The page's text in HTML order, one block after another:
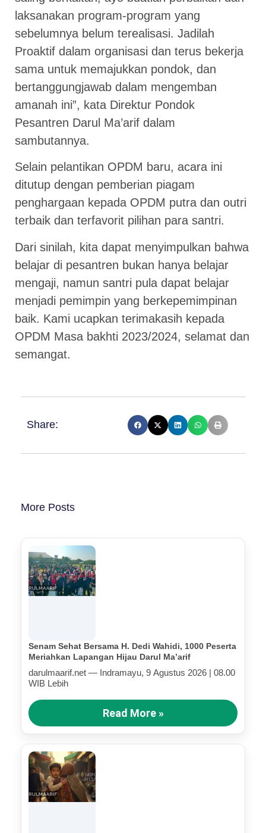
laksanakan program-program yang
sebelumnya belum terealisasi. Jadilah
Proaktif dalam organisasi dan terus bekerja
sama untuk memajukkan pondok, dan
bertanggungjawab dalam mengemban
amanah ini”, kata Direktur Pondok
Pesantren Darul Ma’arif dalam
sambutannya.
Selain pelantikan OPDM baru, acara ini
ditutup dengan pemberian piagam
penghargaan kepada OPDM putra dan outri
terbaik dan terfavorit pilihan para santri.
Dari sinilah, kita dapat menyimpulkan bahwa
belajar di pesantren bukan hanya belajar
mengaji, namun santri pula dapat belajar
menjadi pemimpin yang berkepemimpinan
baik. Kami ucapkan terimakasih kepada
OPDM Masa bakhti 2023/2024, selamat dan
semangat.
Share:
More Posts
Senam Sehat Bersama H. Dedi Wahidi, 1000 Peserta
Meriahkan Lapangan Hijau Darul Ma’arif
darulmaarif.net — Indramayu, 9 Agustus 2026 | 08.00
WIB Lebih
Read More »